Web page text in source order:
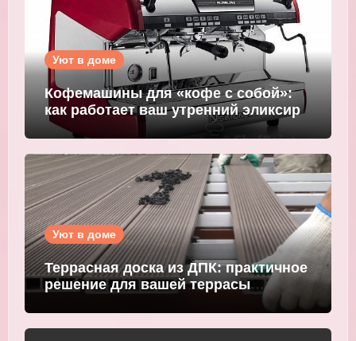
Уют в доме
Кофемашины для «кофе с собой»:
как работает ваш утренний эликсир
Уют в доме
Террасная доска из ДПК: практичное
решение для вашей террасы